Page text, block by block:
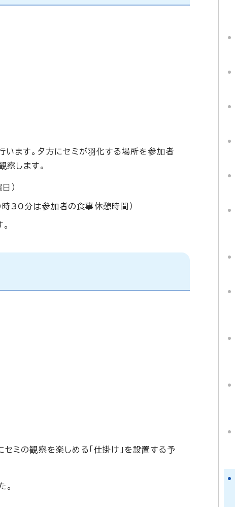
います。夕方にセミが羽化する場所を参加者
します。
）
分は参加者の食事休憩時間）
ミの観察を楽しめる「仕掛け」を設置する予
。